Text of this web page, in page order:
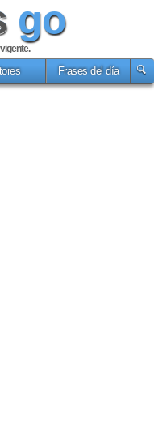
go
.
Frases del día